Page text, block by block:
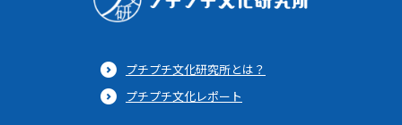
プチプチ文化研究所とは？
プチプチ文化レポート